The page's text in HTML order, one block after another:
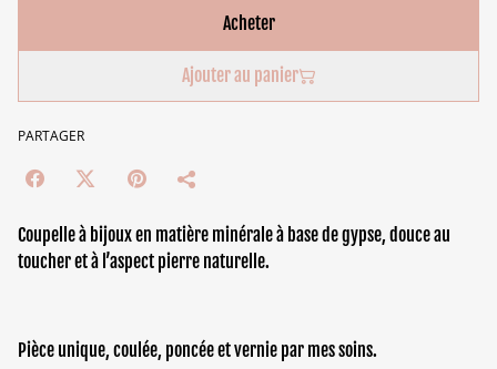
Acheter
Ajouter au panier
PARTAGER
Coupelle à bijoux en matière minérale à base de gypse, douce au
toucher et à l’aspect pierre naturelle.
Pièce unique, coulée, poncée et vernie par mes soins.